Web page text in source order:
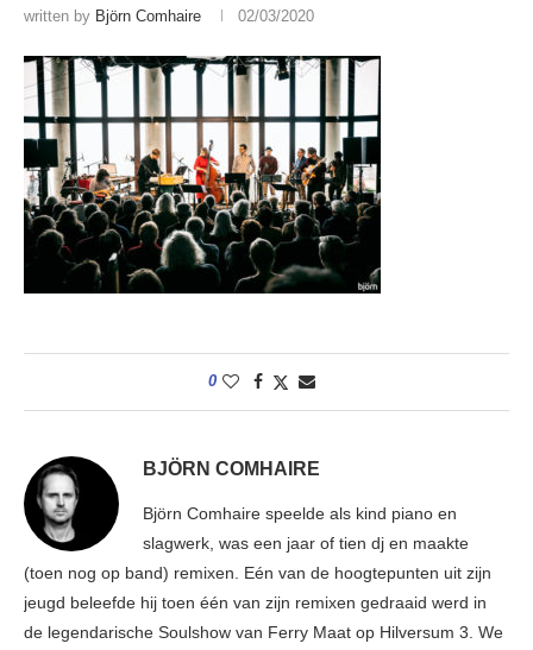
written by Björn Comhaire 02/03/2020
0
BJÖRN COMHAIRE
Björn Comhaire speelde als kind piano en
slagwerk, was een jaar of tien dj en maakte
(toen nog op band) remixen. Eén van de hoogtepunten uit zijn
jeugd beleefde hij toen één van zijn remixen gedraaid werd in
de legendarische Soulshow van Ferry Maat op Hilversum 3. We